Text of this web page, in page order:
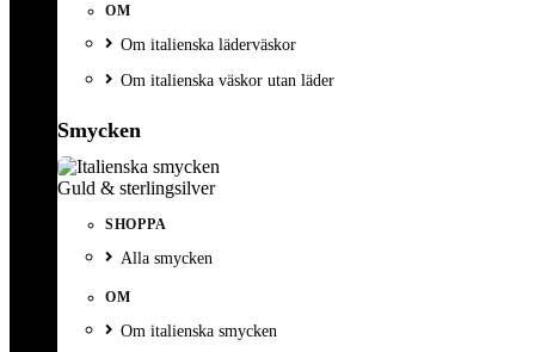
OM
Om italienska läderväskor
Om italienska väskor utan läder
Smycken
Guld & sterlingsilver
SHOPPA
Alla smycken
OM
Om italienska smycken